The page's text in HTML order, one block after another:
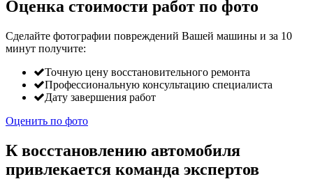
Оценка стоимости работ по фото
Сделайте фотографии повреждений Вашей машины и за 10
минут получите:
Точную цену восстановительного ремонта
Профессиональную консультацию специалиста
Дату завершения работ
Оценить по фото
К восстановлению автомобиля
привлекается команда экспертов